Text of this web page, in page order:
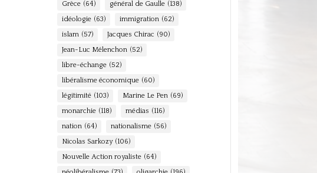
Grèce (64) général de Gaulle (138)
idéologie (63) immigration (62)
islam (57) Jacques Chirac (90)
Jean-Luc Mélenchon (52)
libre-échange (52)
libéralisme économique (60)
légitimité (103) Marine Le Pen (69)
monarchie (118) médias (116)
nation (64) nationalisme (56)
Nicolas Sarkozy (106)
Nouvelle Action royaliste (64)